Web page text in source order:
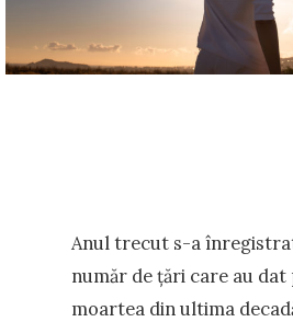
Anul trecut s-a
număr de țări care au dat
moartea din ultima